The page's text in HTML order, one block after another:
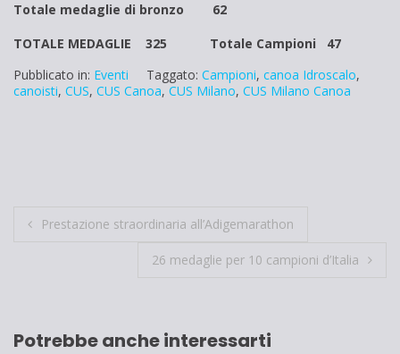
Totale medaglie di bronzo 62
TOTALE MEDAGLIE 325 Totale Campioni 47
Pubblicato in: Eventi Taggato: Campioni, canoa Idroscalo,
canoisti, CUS, CUS Canoa, CUS Milano, CUS Milano Canoa
Navigazione
Prestazione straordinaria all’Adigemarathon
26 medaglie per 10 campioni d’Italia
Potrebbe anche interessarti